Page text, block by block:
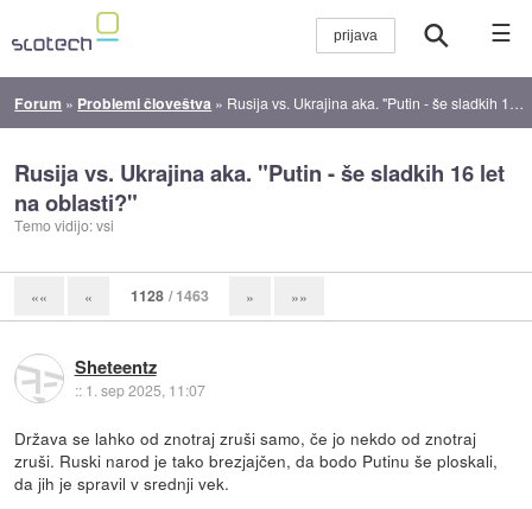
☰
Forum » Problemi človeštva » Rusija vs. Ukrajina aka. "Putin - še sladkih 16 let na oblasti?"
Rusija vs. Ukrajina aka. "Putin - še sladkih 16 let
na oblasti?"
Temo vidijo: vsi
«« « 1128 / 1463 » »»
Sheteentz
:: 1. sep 2025, 11:07
Država se lahko od znotraj zruši samo, če jo nekdo od znotraj
zruši. Ruski narod je tako brezjajčen, da bodo Putinu še ploskali,
da jih je spravil v srednji vek.